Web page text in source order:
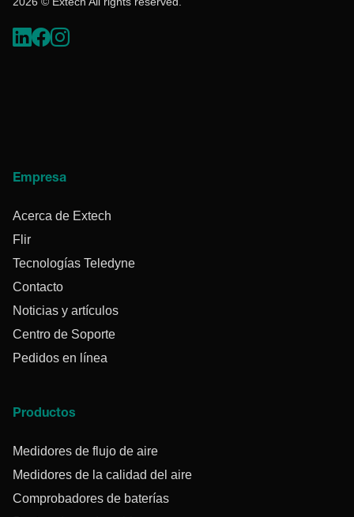
Empresa
Acerca de Extech
Flir
Tecnologías Teledyne
Contacto
Noticias y artículos
Centro de Soporte
Pedidos en línea
Productos
Medidores de flujo de aire
Medidores de la calidad del aire
Comprobadores de baterías